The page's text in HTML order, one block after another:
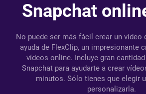
Snapchat
No puede ser más fácil crear un vídeo
ayuda de FlexClip, un impresionante
vídeos online. Incluye gran
Snapchat para ayudarte a crear
minutos. Sólo tienes que elegir
personalizarla.